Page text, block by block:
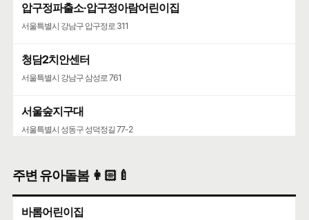
압구정파출소·압구정아람어린이집
서울특별시 강남구 압구정로 311
청담2치안센터
서울특별시 강남구 삼성로 761
서울숲지구대
서울특별시 성동구 성덕정길 77-2
서울특별시 성동구 뚝섬로 452
주변 유아돌봄 👩🏻‍🍼
바롬어린이집